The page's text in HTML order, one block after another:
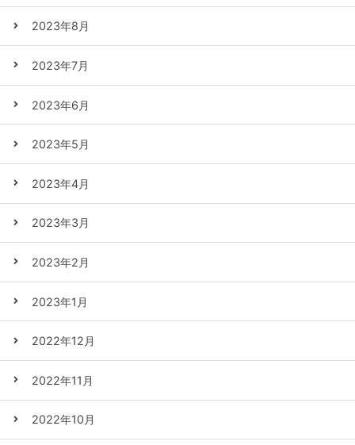
2023年8月
2023年7月
2023年6月
2023年5月
2023年4月
2023年3月
2023年2月
2023年1月
2022年12月
2022年11月
2022年10月